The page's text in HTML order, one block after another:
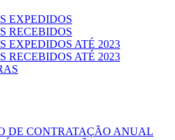
EXPEDIDOS
RECEBIDOS
EXPEDIDOS ATÉ 2023
RECEBIDOS ATÉ 2023
DE CONTRATAÇÃO ANUAL